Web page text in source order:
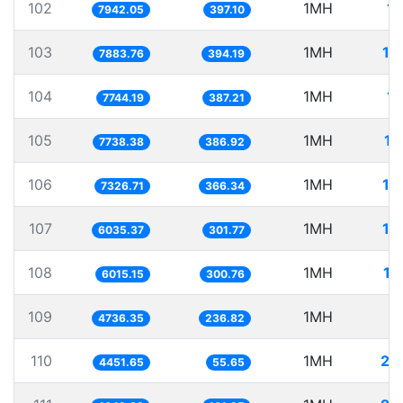
102 7942.05 397.10 1MH
103 7883.76 394.19 1MH
104 7744.19 387.21 1MH
105 7738.38 386.92 1MH
106 7326.71 366.34 1MH
107 6035.37 301.77 1MH
108 6015.15 300.76 1MH
109 4736.35 236.82 1MH
110 4451.65 55.65 1MH